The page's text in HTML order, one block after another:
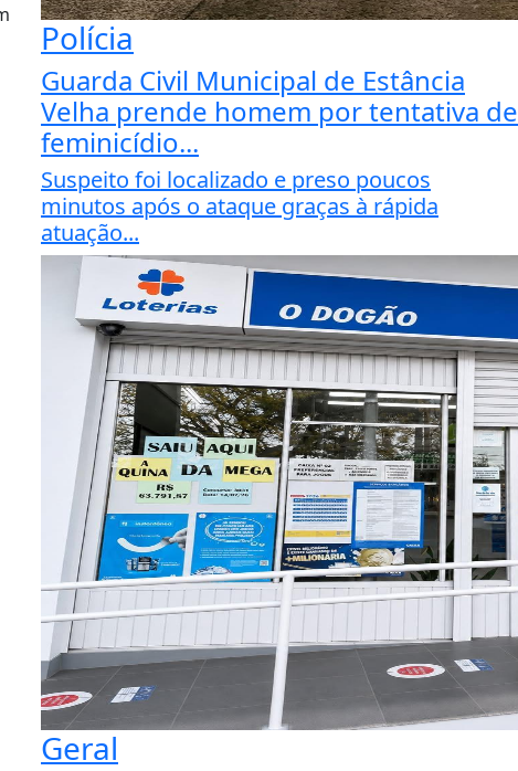
Polícia
Guarda Civil Municipal de Estância
Velha prende homem por tentativa de
feminicídio...
Suspeito foi localizado e preso poucos
minutos após o ataque graças à rápida
atuação...
Geral